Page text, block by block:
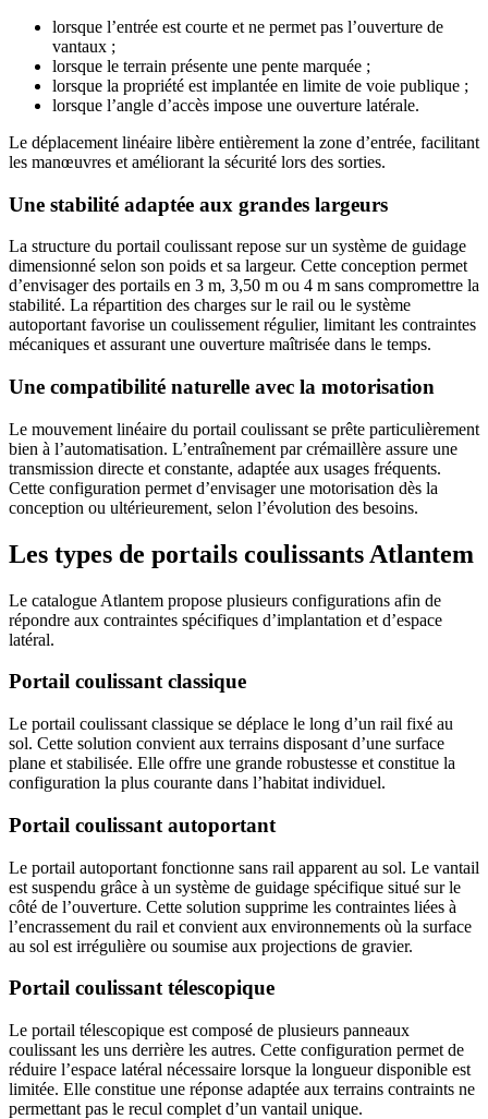
lorsque l’entrée est courte et ne permet pas l’ouverture de
vantaux ;
lorsque le terrain présente une pente marquée ;
lorsque la propriété est implantée en limite de voie publique ;
lorsque l’angle d’accès impose une ouverture latérale.
Le déplacement linéaire libère entièrement la zone d’entrée, facilitant
les manœuvres et améliorant la sécurité lors des sorties.
Une stabilité adaptée aux grandes largeurs
La structure du portail coulissant repose sur un système de guidage
dimensionné selon son poids et sa largeur. Cette conception permet
d’envisager des portails en 3 m, 3,50 m ou 4 m sans compromettre la
stabilité. La répartition des charges sur le rail ou le système
autoportant favorise un coulissement régulier, limitant les contraintes
mécaniques et assurant une ouverture maîtrisée dans le temps.
Une compatibilité naturelle avec la motorisation
Le mouvement linéaire du portail coulissant se prête particulièrement
bien à l’automatisation. L’entraînement par crémaillère assure une
transmission directe et constante, adaptée aux usages fréquents.
Cette configuration permet d’envisager une motorisation dès la
conception ou ultérieurement, selon l’évolution des besoins.
Les types de portails coulissants Atlantem
Le catalogue Atlantem propose plusieurs configurations afin de
répondre aux contraintes spécifiques d’implantation et d’espace
latéral.
Portail coulissant classique
Le portail coulissant classique se déplace le long d’un rail fixé au
sol. Cette solution convient aux terrains disposant d’une surface
plane et stabilisée. Elle offre une grande robustesse et constitue la
configuration la plus courante dans l’habitat individuel.
Portail coulissant autoportant
Le portail autoportant fonctionne sans rail apparent au sol. Le vantail
est suspendu grâce à un système de guidage spécifique situé sur le
côté de l’ouverture. Cette solution supprime les contraintes liées à
l’encrassement du rail et convient aux environnements où la surface
au sol est irrégulière ou soumise aux projections de gravier.
Portail coulissant télescopique
Le portail télescopique est composé de plusieurs panneaux
coulissant les uns derrière les autres. Cette configuration permet de
réduire l’espace latéral nécessaire lorsque la longueur disponible est
limitée. Elle constitue une réponse adaptée aux terrains contraints ne
permettant pas le recul complet d’un vantail unique.